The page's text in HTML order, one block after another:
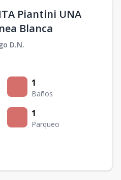
Piantini UNA
Blanca
D.N.
1
Baños
1
Parqueo